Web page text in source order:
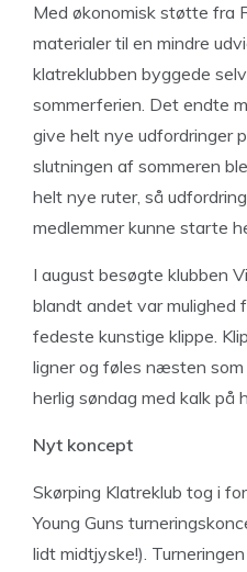
Med økonomisk støtte fra
materialer til en mindre
klatreklubben byggede
sommerferien. Det endte
give helt nye udfordringer
slutningen af sommeren
helt nye ruter, så
medlemmer kunne starte
I august besøgte klubben
blandt andet var mulighed
fedeste kunstige klippe.
ligner og føles næsten
herlig søndag med kalk på
Nyt koncept
Skørping Klatreklub tog i
Young Guns
lidt midtjyske!).